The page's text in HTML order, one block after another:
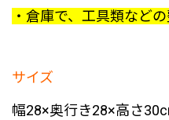
・倉庫で、工具類など
サイズ
幅28×奥行き28×高さ